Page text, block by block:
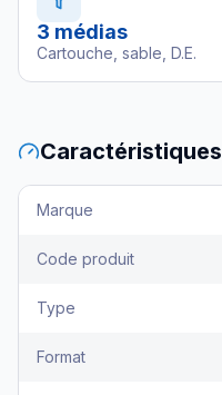
3 médias
Cartouche, sable, D.E.
Caractéristiques
Marque
Code produit
Type
Format